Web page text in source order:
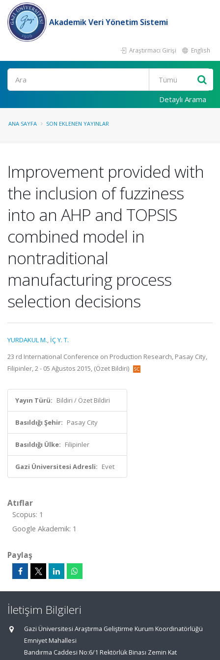
Akademik Veri Yönetim Sistemi
Araştırmacı Girişi English
Ara
Detaylı Arama
ANA SAYFA SON EKLENEN YAYINLAR
Improvement provided with
the inclusion of fuzziness
into an AHP and TOPSIS
combined model in
nontraditional
manufacturing process
selection decisions
YURDAKUL M., İÇ Y. T.
23 rd International Conference on Production Research, Pasay City,
Filipinler, 2 - 05 Ağustos 2015, (Özet Bildiri)
Yayın Türü: Bildiri / Özet Bildiri
Basıldığı Şehir: Pasay City
Basıldığı Ülke: Filipinler
Gazi Üniversitesi Adresli: Evet
Atıflar
Scopus: 1
Google Akademik: 1
Paylaş
İletişim Bilgileri
Gazi Üniversitesi Araştırma Geliştirme Kurum Koordinatörlüğü
Emniyet Mahallesi
Bandırma Caddesi No:6/1 Rektörlük Binası Zemin Kat